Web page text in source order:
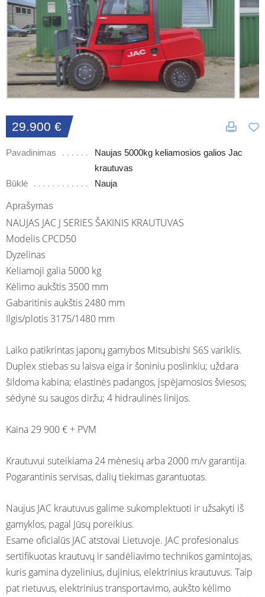
29.900 €
Pavadinimas
Naujas 5000kg keliamosios galios Jac
krautuvas
Būklė
Nauja
Aprašymas
NAUJAS JAC J SERIES ŠAKINIS KRAUTUVAS
Modelis CPCD50
Dyzelinas
Keliamoji galia 5000 kg
Kėlimo aukštis 3500 mm
Gabaritinis aukštis 2480 mm
Ilgis/plotis 3175/1480 mm
Laiko patikrintas japonų gamybos Mitsubishi S6S variklis.
Duplex stiebas su laisva eiga ir šoniniu poslinkiu; uždara
šildoma kabina; elastinės padangos, įspėjamosios šviesos;
sėdynė su saugos diržu; 4 hidraulinės linijos.
Kaina 29 900 € + PVM
Krautuvui suteikiama 24 mėnesių arba 2000 m/v garantija.
Pogarantinis servisas, dalių tiekimas garantuotas.
Naujus JAC krautuvus galime sukomplektuoti ir užsakyti iš
gamyklos, pagal Jūsų poreikius.
Esame oficialūs JAC atstovai Lietuvoje. JAC profesionalus
sertifikuotas krautuvų ir sandėliavimo technikos gamintojas,
kuris gamina dyzelinius, dujinius, elektrinius krautuvus. Taip
pat rietuvus, elektrinius transportavimo, aukšto kėlimo